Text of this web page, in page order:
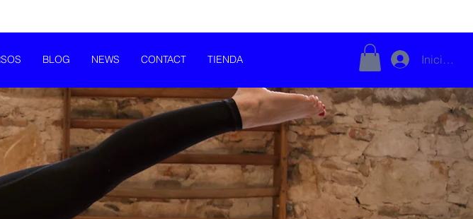
BLOG NEWS CONTACT TIENDA Iniciar